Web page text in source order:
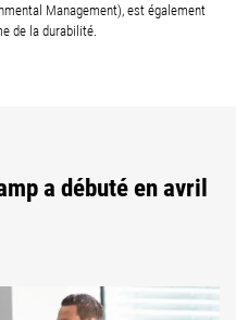
Management), est également
de la durabilité.
a débuté en avril